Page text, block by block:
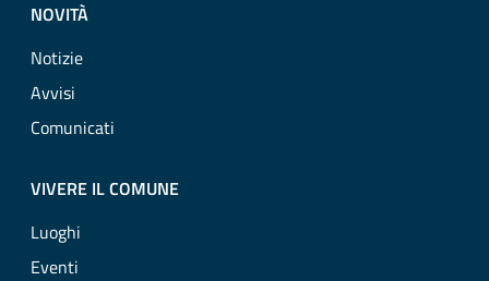
NOVITÀ
Notizie
Avvisi
Comunicati
VIVERE IL COMUNE
Luoghi
Eventi